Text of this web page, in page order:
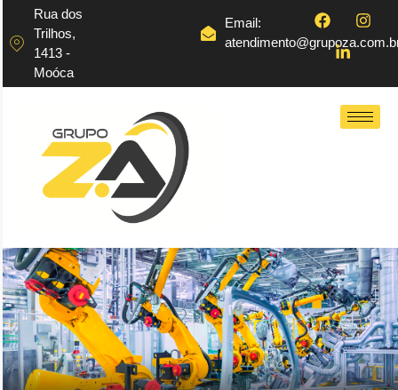
Rua dos
Trilhos,
1413 -
Moóca
Email: